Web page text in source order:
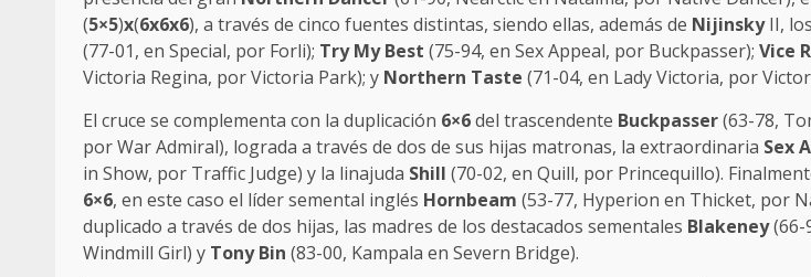
(5×5)x(6x6x6), a través de cinco fuentes distintas, siendo ellas, además de NijinskyII,
(77-01, en Special, por Forli); Try My Best (75-94, en Sex Appeal, por Buckpasser); Vice
Victoria Regina, por Victoria Park); y Northern Taste (71-04, en Lady Victoria, por
El cruce se complementa con la duplicación 6×6del trascendente Buckpasser(63-78,
por War Admiral), lograda a través de dos de sus hijas matronas, la extraordinaria Sex
in Show, por Traffic Judge) y la linajuda Shill (70-02, en Quill, por Princequillo).
6×6, en este caso el líder semental inglés Hornbeam (53-77, Hyperion en Thicket, por
duplicado a través de dos hijas, las madres de los destacados sementales Blakeney(66-
Windmill Girl) y Tony Bin (83-00, Kampala en Severn Bridge).